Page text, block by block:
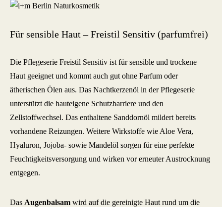
Für sensible Haut – Freistil Sensitiv (parfumfrei)
Die Pflegeserie Freistil Sensitiv ist für sensible und trockene
Haut geeignet und kommt auch gut ohne Parfum oder
ätherischen Ölen aus. Das Nachtkerzenöl in der Pflegeserie
unterstützt die hauteigene Schutzbarriere und den
Zellstoffwechsel. Das enthaltene Sanddornöl mildert bereits
vorhandene Reizungen. Weitere Wirkstoffe wie Aloe Vera,
Hyaluron, Jojoba- sowie Mandelöl sorgen für eine perfekte
Feuchtigkeitsversorgung und wirken vor erneuter Austrocknung
entgegen.
Das Augenbalsam wird auf die gereinigte Haut rund um die